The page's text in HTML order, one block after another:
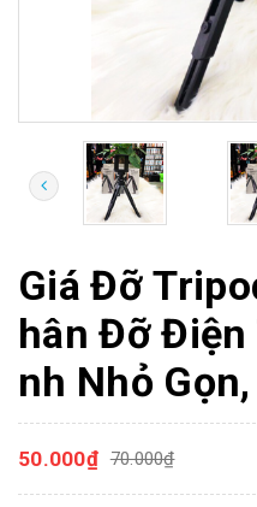
Giá Đỡ
hân Đỡ Điện
nh Nhỏ
50.000₫ 70.000₫